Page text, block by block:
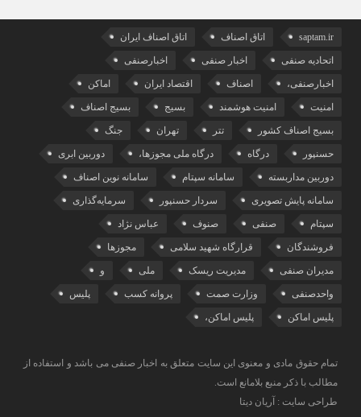
saptam.ir اتاق اصناف اتاق اصناف ایران
اتحادیه صنفی اخبار صنفی اخبارصنفی
اخبارصنفی، اصناف اقتصاد ایران اماکن
امنیت امنیت هوشمند بسیج بسیج اصناف
بسیج اصناف کشور تتر تهران جنگ
حسنپور درگاه درگاه ملی مجوزها، دوربین ابری
دوربین مداربسته سامانه سپتام سامانه نوین اصناف
سامانه پایش تصویری سردار حسنپور سرمایه‌گذاری
سپتام صنفی صنوف عباس نژاد
فروشندگان قرارگاه شهید سلامی مجوزها
مدیران صنفی مدیریت ریسک ملی و
واحدصنفی وزارت صمت پروانه کسب پلیس
پلیس اماکن پلیس اماکن،
تمام حقوق مادی و معنوی این سایت متعلق به اخبار صنفی می باشد و استفاده از
مطالب با ذکر منبع بلامانع است.
طراحی سایت : آریان دیتا